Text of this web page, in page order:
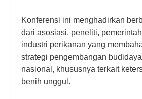
Konferensi ini menghadirkan
dari asosiasi, peneliti,
industri perikanan yang
strategi pengembangan
nasional, khususnya terkait
benih unggul.